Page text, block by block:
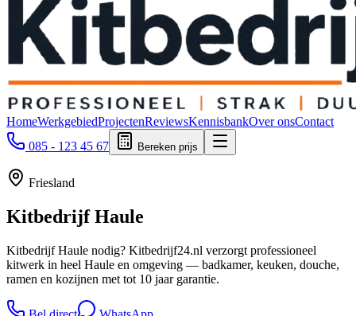
HomeWerkgebiedProjectenReviewsKennisbankOver onsContact
085 - 123 45 67
Bereken prijs
Friesland
KitbedrijfHaule
Kitbedrijf Haule nodig? Kitbedrijf24.nl verzorgt professioneel
kitwerk in heel Haule en omgeving — badkamer, keuken, douche,
ramen en kozijnen met tot 10 jaar garantie.